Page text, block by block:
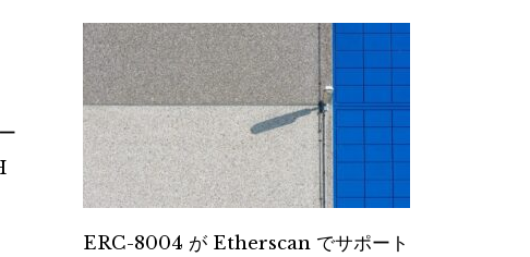
ERC-8004 が Etherscan でサポート